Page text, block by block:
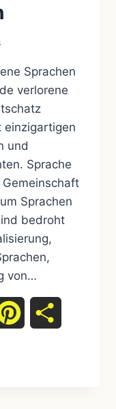
Sprachen
verlorene
einzigartigen
und
Sprache
Sprachen
bedroht
von…
Pinterest